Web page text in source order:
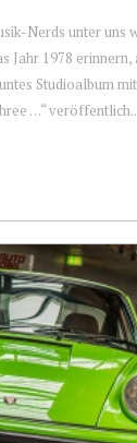
Nerds unter uns
Jahr 1978 erinnern,
Studioalbum
…“